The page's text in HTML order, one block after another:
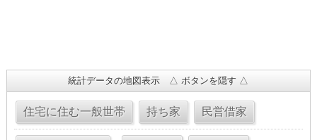
統計データの地図表示 △ ボタンを隠す △